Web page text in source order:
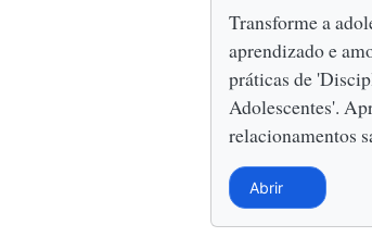
Transforme a
aprendizado e
práticas de
Adolescentes'.
relacionamentos
Abrir